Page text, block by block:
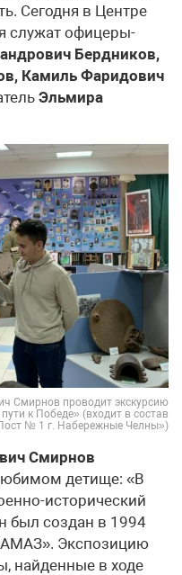
Сегодня в Центре
служат офицеры-
Бердников,
Камиль Фаридович
Эльмира
Смирнов проводит экскурсию
к Победе» (входит в состав
№ 1 г. Набережные Челны»)
Смирнов
детище: «В
исторический
был создан в 1994
Экспозицию
найденные в ходе